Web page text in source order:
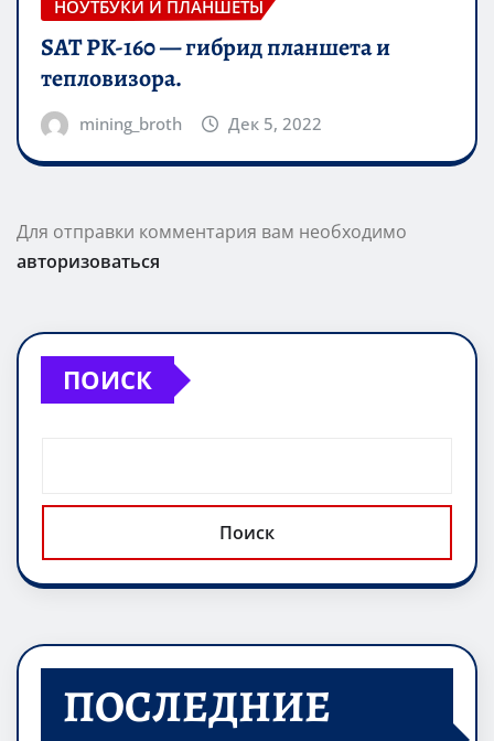
НОУТБУКИ И ПЛАНШЕТЫ
SAT PK-160 — гибрид планшета и
тепловизора.
mining_broth Дек 5, 2022
Для отправки комментария вам необходимо
авторизоваться
ПОИСК
Поиск
ПОСЛЕДНИЕ